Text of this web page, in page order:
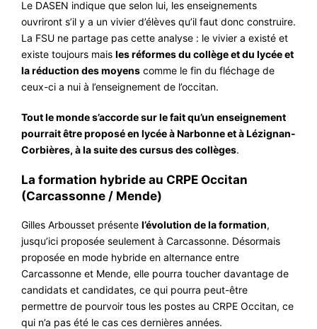
Le DASEN indique que selon lui, les enseignements
ouvriront s’il y a un vivier d’élèves qu’il faut donc construire.
La FSU ne partage pas cette analyse : le vivier a existé et
existe toujours mais les réformes du collège et du lycée et
la réduction des moyens comme le fin du fléchage de
ceux-ci a nui à l’enseignement de l’occitan.
Tout le monde s’accorde sur le fait qu’un enseignement
pourrait être proposé en lycée à Narbonne et à Lézignan-
Corbières, à la suite des cursus des collèges.
La formation hybride au CRPE Occitan
(Carcassonne / Mende)
Gilles Arbousset présente l’évolution de la formation,
jusqu’ici proposée seulement à Carcassonne. Désormais
proposée en mode hybride en alternance entre
Carcassonne et Mende, elle pourra toucher davantage de
candidats et candidates, ce qui pourra peut-être
permettre de pourvoir tous les postes au CRPE Occitan, ce
qui n’a pas été le cas ces dernières années.